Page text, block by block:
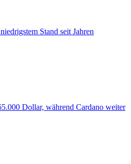
Stand seit Jahren
Dollar, während Cardano weiter